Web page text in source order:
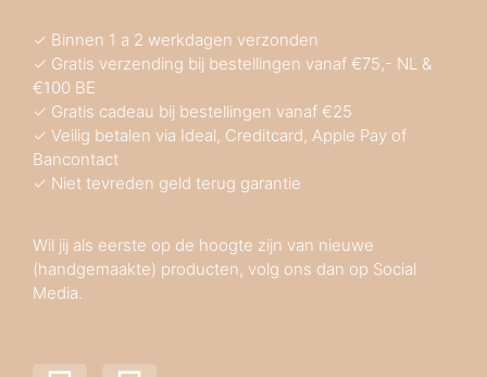
✓ Binnen 1 a 2 werkdagen verzonden
✓ Gratis verzending bij bestellingen vanaf €75,- NL &
€100 BE
✓ Gratis cadeau bij bestellingen vanaf €25
✓ Veilig betalen via Ideal, Creditcard, Apple Pay of
Bancontact
✓ Niet tevreden geld terug garantie
Wil jij als eerste op de hoogte zijn van nieuwe
(handgemaakte) producten, volg ons dan op Social
Media.